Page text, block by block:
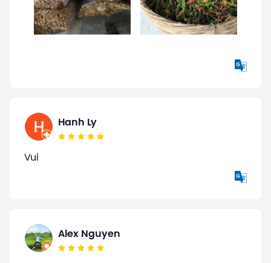
Hanh Ly
Vui
Alex Nguyen